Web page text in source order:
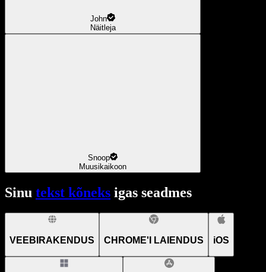
John
Näitleja
Snoop
Muusikaikoon
Sinu tekst kõneks igas seadmes
VEEBIRAKENDUS CHROME'I LAIENDUS iOS